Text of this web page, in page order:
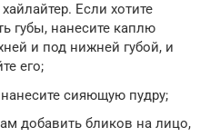
Если хотите
губы, нанесите каплю
и под нижней губой, и
его;
сияющую пудру;
добавить бликов на лицо,